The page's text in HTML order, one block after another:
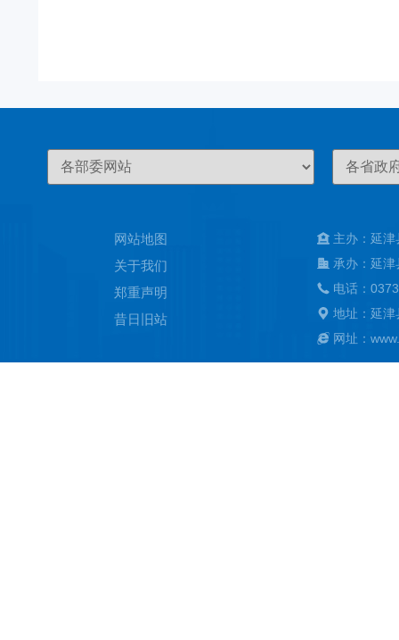
网站地图
关于我们
郑重声明
昔日旧站
主办：延
承办：延
电话：
地址：延
网址：